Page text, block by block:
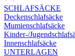
SCHLAFSÄCKE
Deckenschlafsäcke
Mumienschlafsäcke
Kinder-/
Innenschlafsäcke
UNTERLAGEN